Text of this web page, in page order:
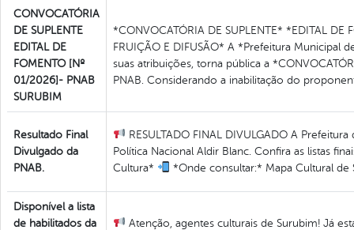
CONVOCATÓRIA
DE SUPLENTE
EDITAL DE
FOMENTO [Nº
01/2026]- PNAB
SURUBIM
*CONVOCATÓRIA DE SUPLENTE* *EDITAL
FRUIÇÃO E DIFUSÃO* A *Prefeitura
suas atribuições, torna pública a
PNAB. Considerando a inabilitação do
Resultado Final
Divulgado da
PNAB.
RESULTADO FINAL DIVULGADO A
Política Nacional Aldir Blanc. Confira as listas
Cultura*
*Onde consultar:* Mapa Cultural
Disponível a lista
de habilitados da
Atenção, agentes culturais de Surubim! Já